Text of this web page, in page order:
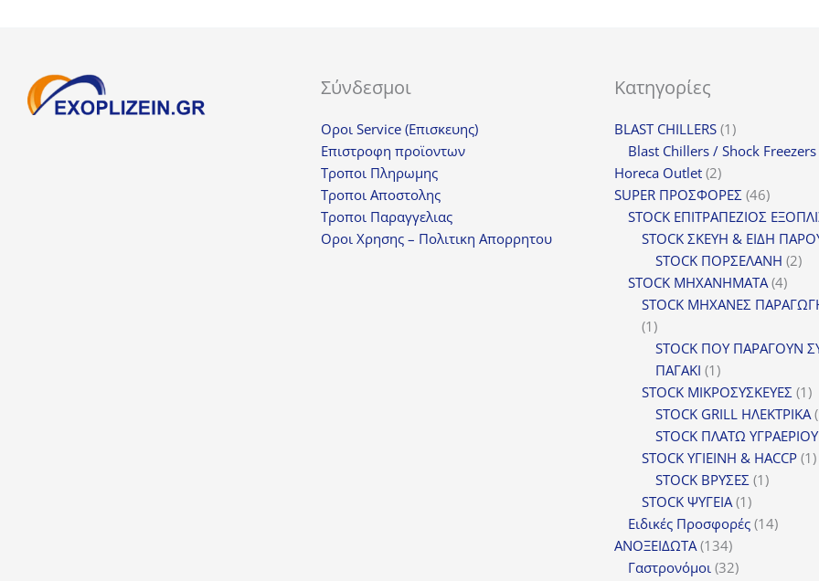
Σύνδεσμοι
Οροι Service (Επισκευης)
Επιστροφη προϊοντων
Τροποι Πληρωμης
Τροποι Αποστολης
Τροποι Παραγγελιας
Οροι Χρησης – Πολιτικη Απορρητου
Κατηγορίες
BLAST CHILLERS 11
προϊόν
Blast Chillers / Shock Freezers
Horeca Outlet 22
προϊόντα
SUPER ΠΡΟΣΦΟΡΕΣ 4646
STOCK ΕΠΙΤΡΑΠΕΖΙΟΣ
STOCK ΣΚΕΥΗ & ΕΙΔΗ
STOCK ΠΟΡΣΕΛΑΝΗ 22
STOCK ΜΗΧΑΝΗΜΑΤΑ 44
STOCK ΜΗΧΑΝΕΣ
11
προϊόν
STOCK ΠΟΥ ΠΑΡΑΓΟΥΝ
ΠΑΓΑΚΙ 11
προϊόν
STOCK ΜΙΚΡΟΣΥΣΚΕΥΕΣ 11
STOCK GRILL ΗΛΕΚΤΡΙΚΑ
STOCK ΠΛΑΤΩ ΥΓΡΑΕΡΙΟΥ
STOCK ΥΓΙΕΙΝΗ & HACCP 11
STOCK ΒΡΥΣΕΣ 11
STOCK ΨΥΓΕΙΑ 11
προϊόν
Ειδικές Προσφορές 1414
ΑΝΟΞΕΙΔΩΤΑ 134134
προϊόντα
Γαστρονόμοι 3232